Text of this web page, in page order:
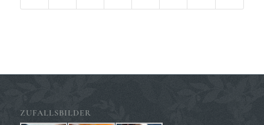
ZUFALLSBILDER